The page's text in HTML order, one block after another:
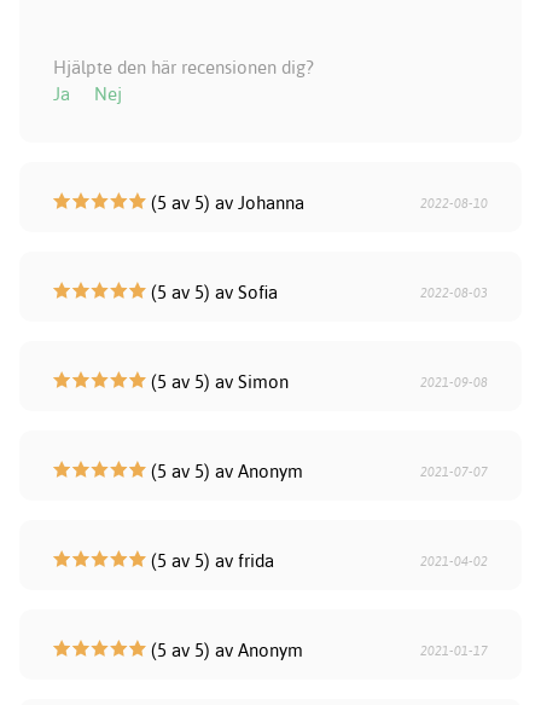
Hjälpte den här recensionen dig?
Ja
Nej
(5 av 5) av Johanna 2022-08-10
(5 av 5) av Sofia 2022-08-03
(5 av 5) av Simon 2021-09-08
(5 av 5) av Anonym 2021-07-07
(5 av 5) av frida 2021-04-02
(5 av 5) av Anonym 2021-01-17